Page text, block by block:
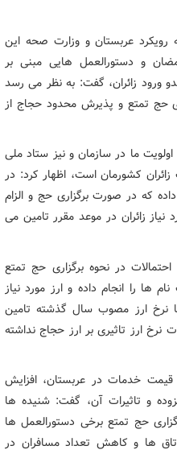
رویکرد عربستان و وزارت صحه این
و دستورالعمل هایی مبنی بر
۷۲ ساعته در بدو ورود زائران، گفت: به نظر می رسد
حج تمتع و پذیرش محدود حجاج از
ما در سازمان و نیز ستاد ملی
کشورمان است، اظهار کرد: در
که در صورت برگزاری حج و الزام
زائران در موعد مقرر تامین می
احتمالات در نحوه برگزاری حج تمتع
ها را انجام داده و ارز مورد نیاز
نرخ ارز مصوب سال گذشته تامین
ارز تاثیری بر ارز حجاج نداشته
قیمت خدمات در عربستان، افزایش
و تاثیرات آن، گفت: شنیده ها
حج تمتع برخی دستورالعمل ها
ها و کاهش تعداد مسافران در